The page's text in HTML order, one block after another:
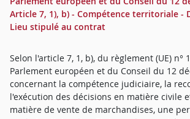
Article 7, 1), b) - Compétence territoriale -
Lieu stipulé au contrat
Selon l'article 7, 1, b), du règlement (UE) n°
Parlement européen et du Conseil du 12
concernant la compétence judiciaire, la
l'exécution des décisions en matière civile
matière de vente de marchandises, une